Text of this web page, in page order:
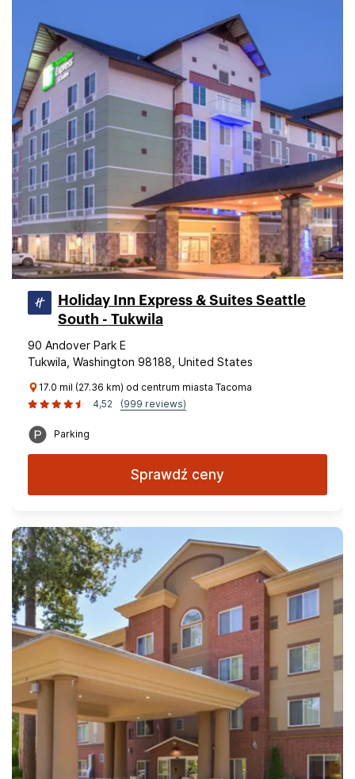
Holiday Inn Express & Suites Seattle
South - Tukwila
90 Andover Park E
Tukwila, Washington 98188, United States
17.0 mil (27.36 km) od centrum miasta Tacoma
4,52
(999 reviews)
Parking
Sprawdź ceny